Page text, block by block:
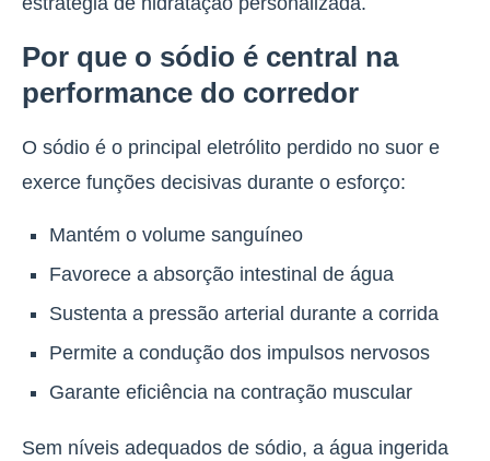
Por que o sódio é central na
performance do corredor
O sódio é o principal eletrólito perdido no suor e
exerce funções decisivas durante o esforço:
Mantém o volume sanguíneo
Favorece a absorção intestinal de água
Sustenta a pressão arterial durante a corrida
Permite a condução dos impulsos nervosos
Garante eficiência na contração muscular
Sem níveis adequados de sódio, a água ingerida